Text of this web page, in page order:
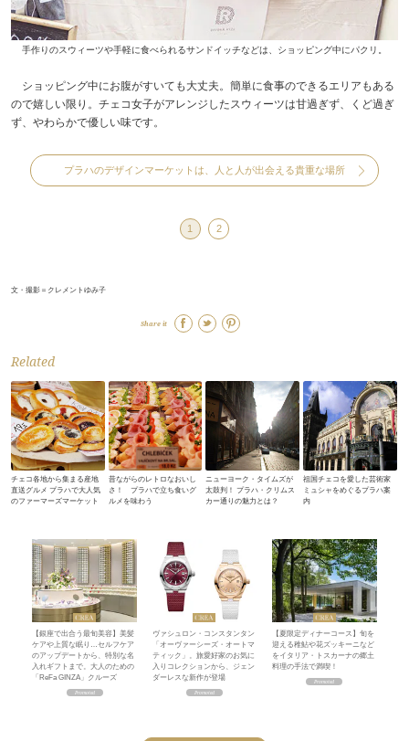
手作りのスウィーツや手軽に食べられるサンドイッチなどは、ショッピング中にパクリ。
ショッピング中にお腹がすいても大丈夫。簡単に食事のできるエリアもある
ので嬉しい限り。チェコ女子がアレンジしたスウィーツは甘過ぎず、くど過ぎ
ず、やわらかで優しい味です。
プラハのデザインマーケットは、人と人が出会える貴重な場所
1 2
文・撮影＝クレメントゆみ子
Share it
Related
チェコ各地から集まる産地
直送グルメ プラハで大人気
のファーマーズマーケット
昔ながらのレトロなおいし
さ！ プラハで立ち食いグ
ルメを味わう
ニューヨーク・タイムズが
太鼓判！ プラハ・クリムス
カー通りの魅力とは？
祖国チェコを愛した芸術家
ミュシャをめぐるプラハ案
内
【銀座で出合う最旬美容】美髪
ケアや上質な眠り…セルフケア
のアップデートから、特別な名
入れギフトまで。大人のための
「ReFa GINZA」クルーズ
ヴァシュロン・コンスタンタン
「オーヴァーシーズ・オートマ
ティック」。旅愛好家のお気に
入りコレクションから、ジェン
ダーレスな新作が登場
【夏限定ディナーコース】旬を
迎える稚鮎や花ズッキーニなど
をイタリア・トスカーナの郷土
料理の手法で満喫！